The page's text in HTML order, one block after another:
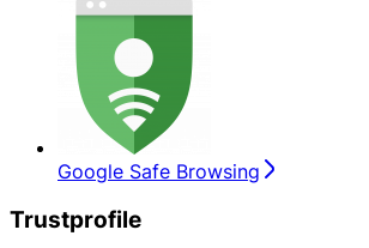
Google Safe Browsing
Trustprofile